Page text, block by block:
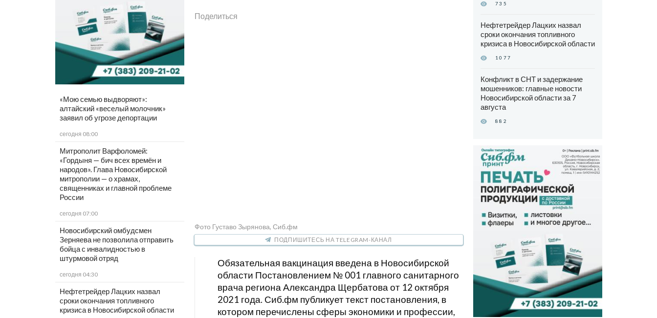
«Мою семью выдворяют»:
алтайский «веселый молочник»
заявил об угрозе депортации
сегодня 08:00
Митрополит Варфоломей:
«Гордыня — бич всех времён и
народов». Глава Новосибирской
митрополии — о храмах,
священниках и главной проблеме
России
сегодня 07:00
Новосибирский омбудсмен
Зерняева не позволила отправить
бойца с инвалидностью в
штурмовой отряд
сегодня 04:30
Нефтетрейдер Лацких назвал
сроки окончания топливного
кризиса в Новосибирской области
Поделиться
Фото Густаво Зырянова, Сиб.фм
ПОДПИШИТЕСЬ НА TELEGRAM-КАНАЛ
Обязательная вакцинация введена в Новосибирской
области Постановлением № 001 главного санитарного
врача региона Александра Щербатова от 12 октября
2021 года. Сиб.фм публикует текст постановления, в
котором перечислены сферы экономики и профессии,
735
Нефтетрейдер Лацких назвал
сроки окончания топливного
кризиса в Новосибирской области
1077
Конфликт в СНТ и задержание
мошенников: главные новости
Новосибирской области за 7
августа
882